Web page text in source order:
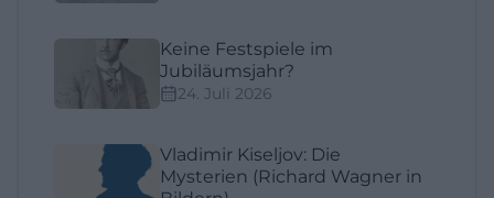
Keine Festspiele im
Jubiläumsjahr?
24. Juli 2026
Vladimir Kiseljov: Die
Mysterien (Richard Wagner in